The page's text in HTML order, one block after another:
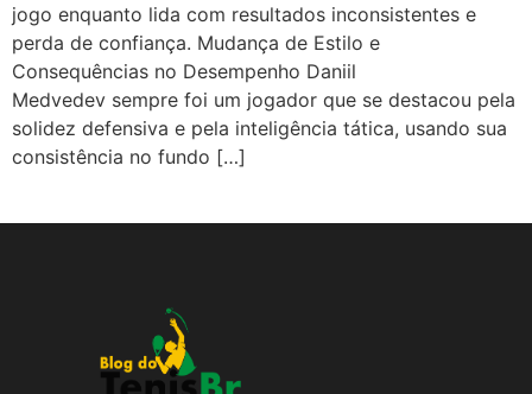
jogo enquanto lida com resultados inconsistentes e
perda de confiança. Mudança de Estilo e
Consequências no Desempenho Daniil
Medvedev sempre foi um jogador que se destacou pela
solidez defensiva e pela inteligência tática, usando sua
consistência no fundo […]